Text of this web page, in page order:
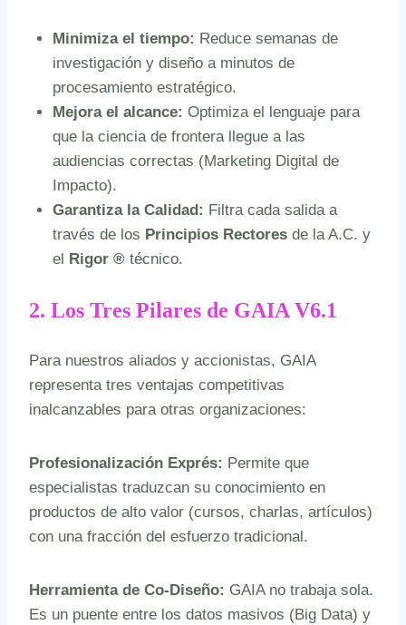
Minimiza el tiempo: Reduce semanas de
investigación y diseño a minutos de
procesamiento estratégico.
Mejora el alcance: Optimiza el lenguaje para
que la ciencia de frontera llegue a las
audiencias correctas (Marketing Digital de
Impacto).
Garantiza la Calidad: Filtra cada salida a
través de los Principios Rectoresde la A.C. y
el Rigor ®técnico.
2. Los Tres Pilares de GAIA V6.1
Para nuestros aliados y accionistas, GAIA
representa tres ventajas competitivas
inalcanzables para otras organizaciones:
Profesionalización Exprés: Permite que
especialistas traduzcan su conocimiento en
productos de alto valor (cursos, charlas, artículos)
con una fracción del esfuerzo tradicional.
Herramienta de Co-Diseño: GAIA no trabaja sola.
Es un puente entre los datos masivos (Big Data) y